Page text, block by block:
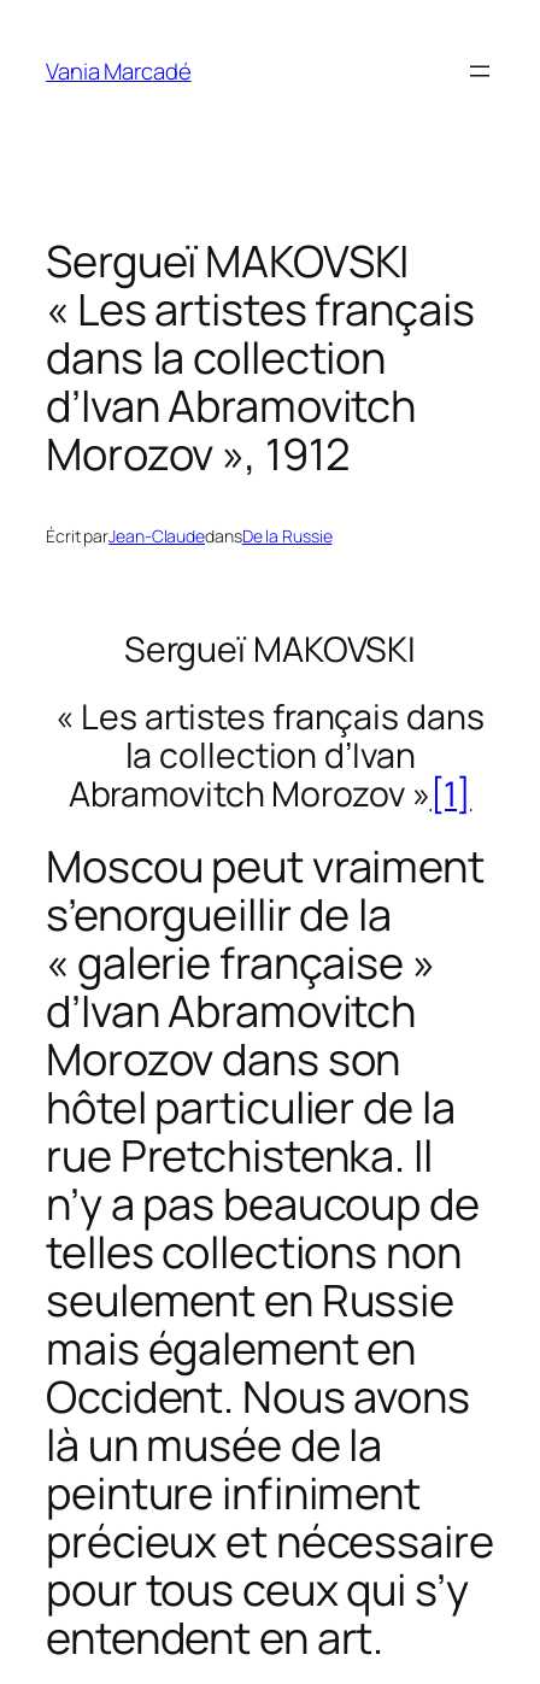
contenu
Vania Marcadé
Sergueï MAKOVSKI
« Les artistes français
dans la collection
d’Ivan Abramovitch
Morozov », 1912
Écrit parJean-ClaudedansDe la Russie
Sergueï MAKOVSKI
« Les artistes français dans
la collection d’Ivan
Abramovitch Morozov » [1]
Moscou peut vraiment
s’enorgueillir de la
« galerie française »
d’Ivan Abramovitch
Morozov dans son
hôtel particulier de la
rue Pretchistenka. Il
n’y a pas beaucoup de
telles collections non
seulement en Russie
mais également en
Occident. Nous avons
là un musée de la
peinture infiniment
précieux et nécessaire
pour tous ceux qui s’y
entendent en art.